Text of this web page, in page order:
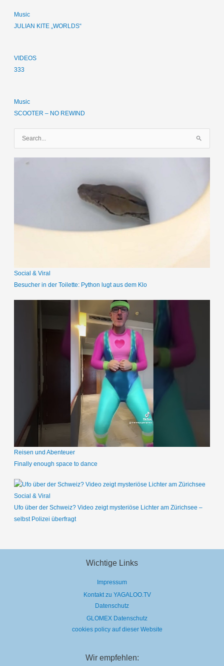
Music
JULIAN KITE „WORLDS“
VIDEOS
333
Music
SCOOTER – NO REWIND
c
c
Social & Viral
Besucher in der Toilette: Python lugt aus dem Klo
Reisen und Abenteuer
Finally enough space to dance
Social & Viral
Ufo über der Schweiz? Video zeigt mysteriöse Lichter am Zürichsee –
selbst Polizei überfragt
Wichtige Links
Impressum
Kontakt zu YAGALOO.TV
Datenschutz
GLOMEX Datenschutz
cookies policy auf dieser Website
Wir empfehlen: